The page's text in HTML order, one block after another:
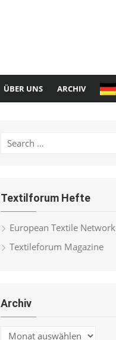
ÜBER UNS ARCHIV
Search
Textilforum Hefte
European Textile Network
Textileforum Magazine
Archiv
Archiv